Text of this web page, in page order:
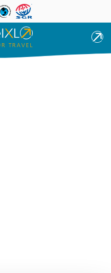
Overslaan en naar de inhoud